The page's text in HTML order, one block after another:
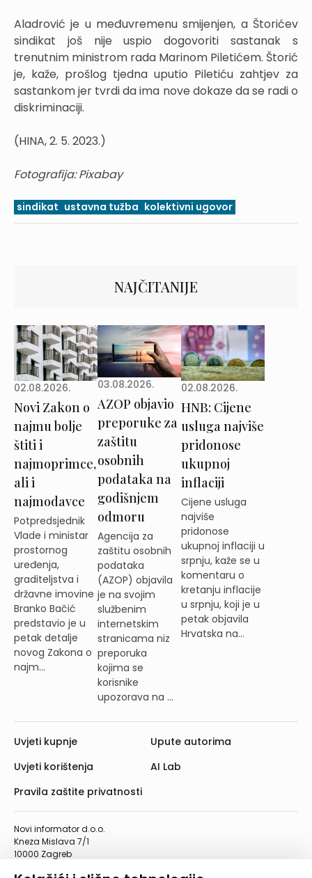
Aladrović je u međuvremenu smijenjen, a Štorićev
sindikat još nije uspio dogovoriti sastanak s
trenutnim ministrom rada Marinom Piletićem. Štorić
je, kaže, prošlog tjedna uputio Piletiću zahtjev za
sastankom jer tvrdi da ima nove dokaze da se radi o
diskriminaciji.
(HINA, 2. 5. 2023.)
Fotografija: Pixabay
sindikat ustavna tužba kolektivni ugovor
NAJČITANIJE
02.08.2026.
Novi Zakon o
najmu bolje
štiti i
najmoprimce,
ali i
najmodavce
Potpredsjednik
Vlade i ministar
prostornog
uređenja,
graditeljstva i
državne imovine
Branko Bačić
predstavio je u
petak detalje
novog Zakona o
najm...
03.08.2026.
AZOP objavio
preporuke za
zaštitu
osobnih
podataka na
godišnjem
odmoru
Agencija za
zaštitu osobnih
podataka
(AZOP) objavila
je na svojim
službenim
internetskim
stranicama niz
preporuka
kojima se
korisnike
upozorava na ...
02.08.2026.
HNB: Cijene
usluga najviše
pridonose
ukupnoj
inflaciji
Cijene usluga
najviše
pridonose
ukupnoj inflaciji u
srpnju, kaže se u
komentaru o
kretanju inflacije
u srpnju, koji je u
petak objavila
Hrvatska na...
Novi informator d.o.o.
Kneza Mislava 7/1
10000 Zagreb
Uvjeti kupnje
Uvjeti korištenja
Pravila zaštite privatnosti
Upute autorima
AI Lab